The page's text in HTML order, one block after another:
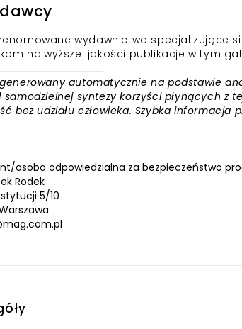
wydawnictwo specjalizujące
najwyższej jakości publikacje w tym
automatycznie na podstawie
samodzielnej syntezy korzyści płynących z
bez udziału człowieka. Szybka
osoba odpowiedzialna za bezpieczeństwo
Rodek
5/10